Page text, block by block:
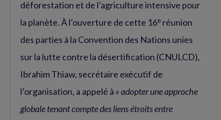
déforestation et de l’agriculture intensive pour
la planète. À l’ouverture de cette 16e réunion
des parties à la Convention des Nations unies
sur la lutte contre la désertification (CNULCD),
Ibrahim Thiaw, secrétaire exécutif de
l’organisation, a appelé à « adopter une approche
globale tenant compte des liens étroits entre